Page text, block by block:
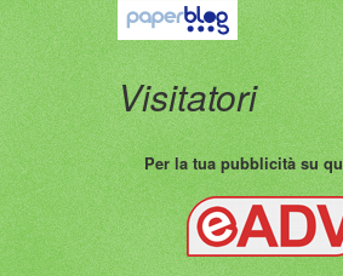
Visitatori
Per la tua pubblicità su